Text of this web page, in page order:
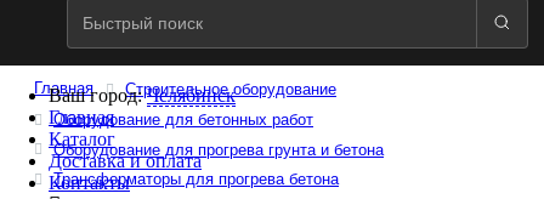
Ваш город:Челябинск
Главная
Каталог
Доставка и оплата
Контакты
Главная
Строительное оборудование
Оборудование для бетонных работ
Оборудование для прогрева грунта и бетона
Трансформаторы для прогрева бетона